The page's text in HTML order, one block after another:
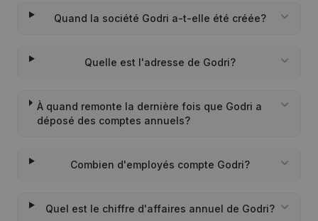
Quand la société Godri a-t-elle été créée?
Quelle est l'adresse de Godri?
À quand remonte la dernière fois que Godri a
déposé des comptes annuels?
Combien d'employés compte Godri?
Quel est le chiffre d'affaires annuel de Godri?